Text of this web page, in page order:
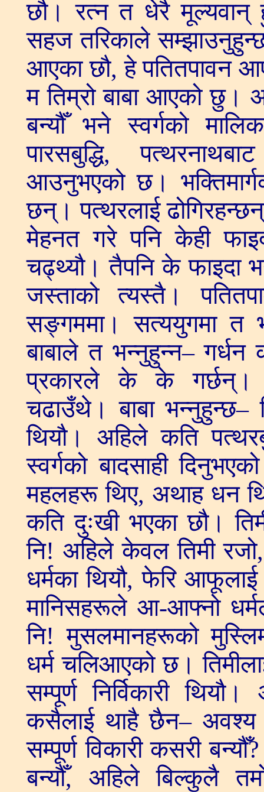
छौ। रत्न त धेरै मूल्यवान्
सहज तरिकाले
आएका छौ, हे पतितपावन
म तिम्रो बाबा आएको छु।
बन्यौँ भने स्वर्गको मालिक
पारसबुद्धि,
आउनुभएको छ।
छन्। पत्थरलाई
मेहनत गरे पनि केही
चढ्थ्यौ। तैपनि के फाइदा
जस्ताको त्यस्तै।
सङ्गममा। सत्ययुगमा त
बाबाले त भन्नुहुन्न– गर्धन
प्रकारले के के गर्छन्।
चढाउँथे। बाबा भन्नुहुन्छ–
थियौ। अहिले कति
स्वर्गको बादसाही
महलहरू थिए, अथाह धन
कति दुःखी भएका छौ।
नि! अहिले केवल तिमी
धर्मका थियौ, फेरि
मानिसहरूले आ-आफ्नो
नि! मुसलमानहरूको
धर्म चलिआएको छ।
सम्पूर्ण निर्विकारी
कसैलाई थाहै छैन– अवश्य
सम्पूर्ण विकारी कसरी
बन्यौँ, अहिले बिल्कुलै